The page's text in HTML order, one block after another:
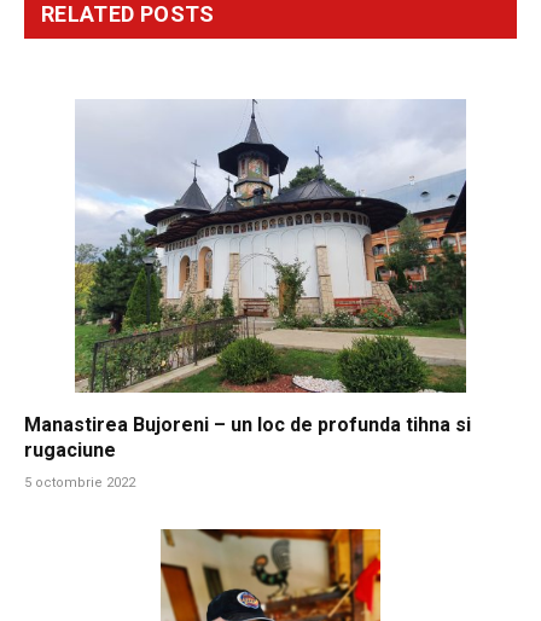
RELATED POSTS
Manastirea Bujoreni – un loc de profunda tihna si
rugaciune
5 octombrie 2022